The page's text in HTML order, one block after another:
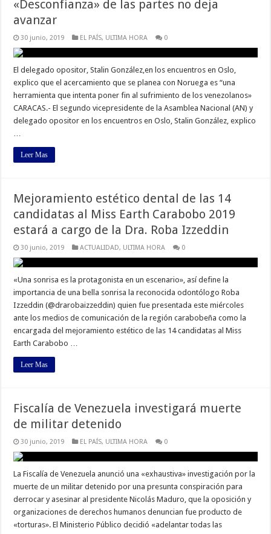
«Desconfianza» de las partes no deja
avanzar
30 junio, 2019 EL PAÍS, ULTIMA HORA 0
El delegado opositor, Stalin González,en los encuentros en Oslo,
explico que el acercamiento que se planea con Noruega es “una
herramienta que intenta poner fin al sufrimiento de los venezolanos»
CARACAS.- El segundo vicepresidente de la Asamblea Nacional (AN) y
delegado opositor en los encuentros en Oslo, Stalin González, explico
…
Leer Mas
Mejoramiento estético dental de las 14
candidatas al Miss Earth Carabobo 2019
estará a cargo de la Dra. Roba Izzeddin
30 junio, 2019 ACTUALIDAD, ULTIMA HORA 0
«Una sonrisa es la protagonista en un escenario», así define la
importancia de una bella sonrisa la reconocida odontólogo Roba
Izzeddin (@drarobaizzeddin) quien fue presentada este miércoles
ante los medios de comunicación de la región carabobeña como la
encargada del mejoramiento estético de las 14 candidatas al Miss
Earth Carabobo …
Leer Mas
Fiscalía de Venezuela investigará muerte
de militar detenido
30 junio, 2019 EL PAÍS, ULTIMA HORA 0
La Fiscalía de Venezuela anunció una «exhaustiva» investigación por la
muerte de un militar detenido por una presunta conspiración para
derrocar y asesinar al presidente Nicolás Maduro, que la oposición y
organizaciones de derechos humanos denuncian fue producto de
«torturas». El Ministerio Público decidió «adelantar todas las